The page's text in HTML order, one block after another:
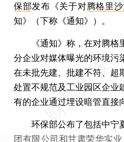
保部发布《关于对腾格里
知》（下称《通知》）。
《通知》称，在对腾格
分企业对媒体曝光的环境污
在未批先建、批建不符、超
处置不规范及工业园区企业
有的企业通过埋设暗管直接
环保部公布了包括中宁
团有限公司和甘肃荣华实